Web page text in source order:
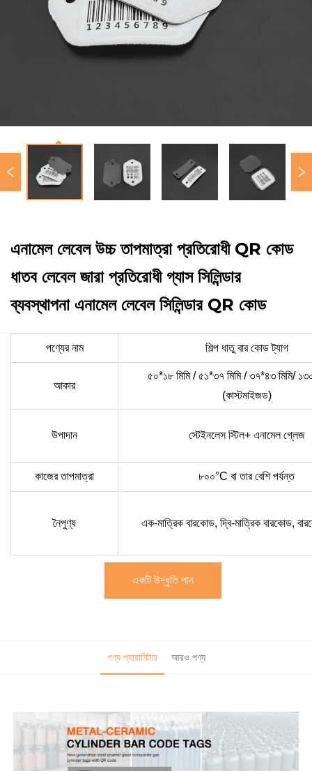
এনামেল লেবেল উচ্চ তাপমাত্রা প্রতিরোধী QR কোড
ধাতব লেবেল জারা প্রতিরোধী গ্যাস সিলিন্ডার
ব্যবস্থাপনা এনামেল লেবেল সিলিন্ডার QR কোড
পণ্যের নাম শিল্প ধাতু বার কোড ট্যাগ
আকার
৫০*১৮ মিমি/ ৫১*৩৭ মিমি /৩৭*৪৩ মিমি/
(কাস্টমাইজড)
উপাদান স্টেইনলেস স্টিল+ এনামেল গ্লেজ
কাজের তাপমাত্রা ৮০০°C বা তার বেশি পর্যন্ত
নৈপুণ্য এক-মাত্রিক বারকোড, দ্বি-মাত্রিক বারকোড,
একটি উদ্ধৃতি পান
পণ্য প্যারামিটার আরও পণ্য